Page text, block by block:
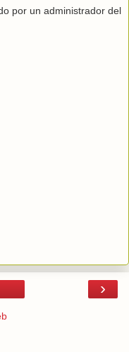
por un administrador del
›